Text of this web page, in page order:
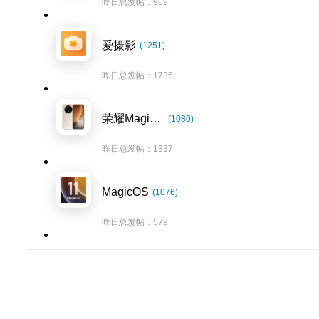
昨日总发帖：909
爱摄影 (1251)
昨日总发帖：1736
荣耀Magic8系列 (1080)
昨日总发帖：1337
MagicOS (1076)
昨日总发帖：579